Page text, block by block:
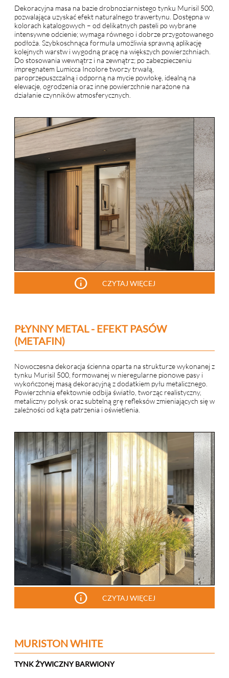
Dekoracyjna masa na bazie drobnoziarnistego tynku Murisil 500,
pozwalająca uzyskać efekt naturalnego trawertynu. Dostępna w
kolorach katalogowych – od delikatnych pasteli po wybrane
intensywne odcienie; wymaga równego i dobrze przygotowanego
podłoża. Szybkoschnąca formuła umożliwia sprawną aplikację
kolejnych warstw i wygodną pracę na większych powierzchniach.
Do stosowania wewnątrz i na zewnątrz; po zabezpieczeniu
impregnatem Lumicca Incolore tworzy trwałą,
paroprzepuszczalną i odporną na mycie powłokę, idealną na
elewacje, ogrodzenia oraz inne powierzchnie narażone na
działanie czynników atmosferycznych.
info CZYTAJ WIĘCEJ
PŁYNNY METAL - EFEKT PASÓW
(METAFIN)
Nowoczesna dekoracja ścienna oparta na strukturze wykonanej z
tynku Murisil 500, formowanej w nieregularne pionowe pasy i
wykończonej masą dekoracyjną z dodatkiem pyłu metalicznego.
Powierzchnia efektownie odbija światło, tworząc realistyczny,
metaliczny połysk oraz subtelną grę refleksów zmieniających się w
zależności od kąta patrzenia i oświetlenia.
info CZYTAJ WIĘCEJ
MURISTON WHITE
TYNK ŻYWICZNY BARWIONY